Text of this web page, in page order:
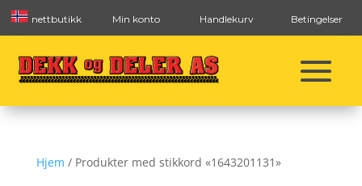
nettbutikk Min konto Handlekurv Betingelser
Hjem / Produkter med stikkord «1643201131»